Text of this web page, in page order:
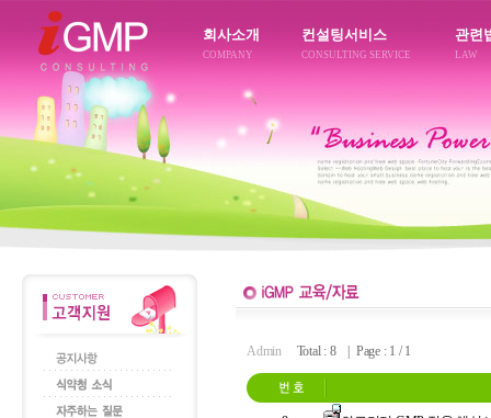
회사소개
COMPANY
컨설팅서비스
CONSULTING SERVICE
관련
LAW
AdminTotal : 8 | Page : 1 / 1